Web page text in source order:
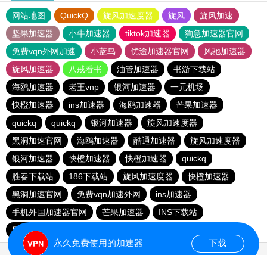
网站地图 QuickQ 旋风加速度器 旋风
旋风加速
坚果加速器
小牛加速器 tiktok加速器
狗急加速器官网
免费vqn外网加速
小蓝鸟 优途加速器官网
风驰加速器
旋风加速器
八戒看书 油管加速器
书游下载站
海鸥加速器
老王vnp 银河加速器
一元机场
快橙加速器
ins加速器 海鸥加速器
芒果加速器
quickq
quickq 银河加速器
旋风加速度器
黑洞加速官网
海鸥加速器 酷通加速器
旋风加速度器
银河加速器
快橙加速器 快橙加速器
quickq
胜春下载站
186下载站 旋风加速度器
快橙加速器
黑洞加速官网
免费vqn加速外网
ins加速器
手机外国加速器官网
芒果加速器
INS下载站
目标下载站
永久免费使用的加速器 下载